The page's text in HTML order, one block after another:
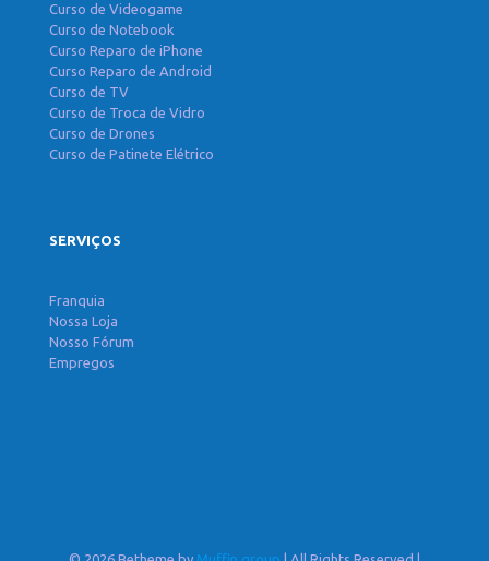
Curso de Videogame
Curso de Notebook
Curso Reparo de iPhone
Curso Reparo de Android
Curso de TV
Curso de Troca de Vidro
Curso de Drones
Curso de Patinete Elétrico
SERVIÇOS
Franquia
Nossa Loja
Nosso Fórum
Empregos